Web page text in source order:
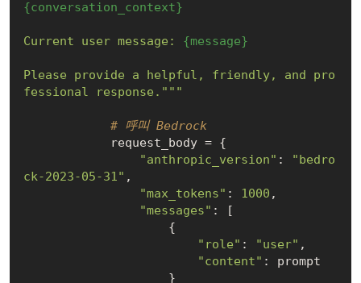
{conversation_context}
Current user message: {message}
Please provide a helpful, friendly, and pro
fessional response."""
# 呼叫 Bedrock
"anthropic_version" :
"bedro
ck-2023-05-31" ,
"max_tokens" : 1000 ,
"messages" : [
"role" : "user" ,
"content" : prompt